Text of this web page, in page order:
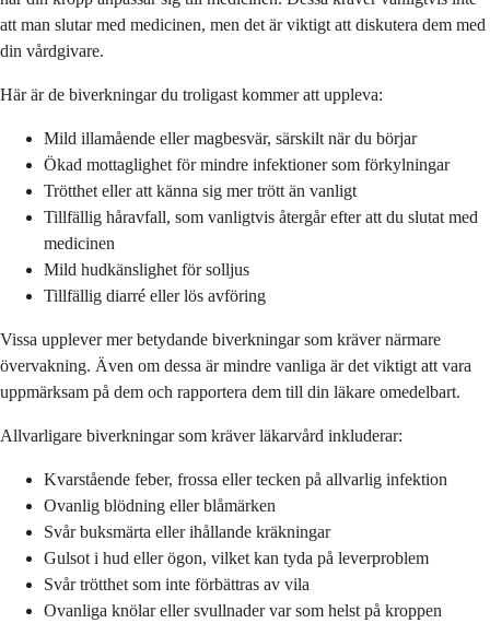
att man slutar med medicinen, men det är viktigt att diskutera dem med
din vårdgivare.
Här är de biverkningar du troligast kommer att uppleva:
Mild illamående eller magbesvär, särskilt när du börjar
Ökad mottaglighet för mindre infektioner som förkylningar
Trötthet eller att känna sig mer trött än vanligt
Tillfällig håravfall, som vanligtvis återgår efter att du slutat med
medicinen
Mild hudkänslighet för solljus
Tillfällig diarré eller lös avföring
Vissa upplever mer betydande biverkningar som kräver närmare
övervakning. Även om dessa är mindre vanliga är det viktigt att vara
uppmärksam på dem och rapportera dem till din läkare omedelbart.
Allvarligare biverkningar som kräver läkarvård inkluderar:
Kvarstående feber, frossa eller tecken på allvarlig infektion
Ovanlig blödning eller blåmärken
Svår buksmärta eller ihållande kräkningar
Gulsot i hud eller ögon, vilket kan tyda på leverproblem
Svår trötthet som inte förbättras av vila
Ovanliga knölar eller svullnader var som helst på kroppen